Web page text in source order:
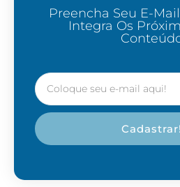
Preencha Seu E-
Integra Os
Cadastrar!